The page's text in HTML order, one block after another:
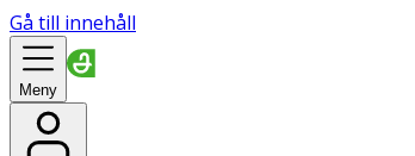
Gå till innehåll
Meny